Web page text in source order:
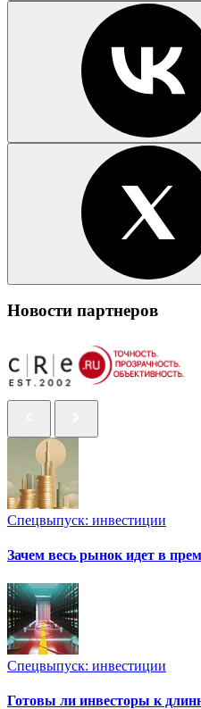
Новости партнеров
Спецвыпуск: инвестиции
Зачем весь рынок идет в
Спецвыпуск: инвестиции
Готовы ли инвесторы к